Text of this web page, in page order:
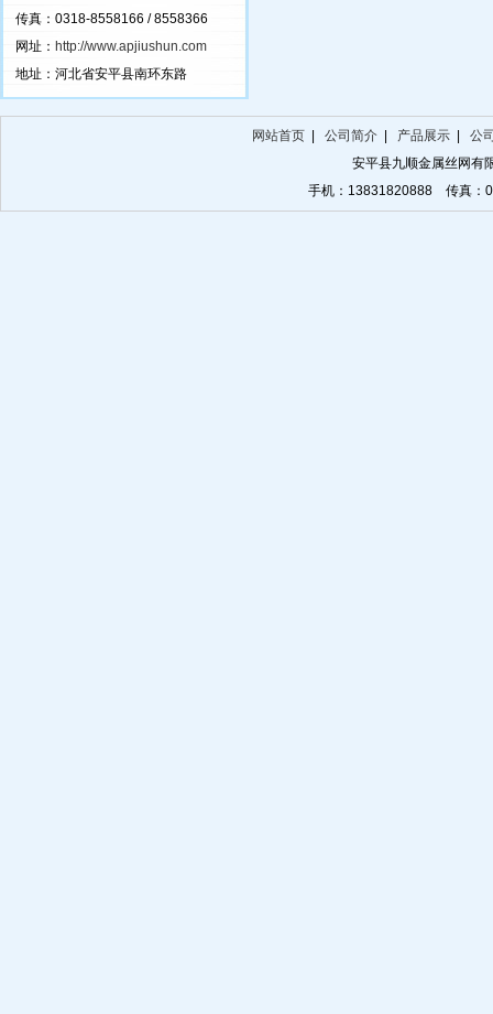
传真：0318-8558166 / 8558366
网址： http://www.apjiushun.com
地址：河北省安平县南环东路
网站首页| 公司简介| 产品展示| 公
安平县九顺金属丝网有
手机：13831820888 传真：